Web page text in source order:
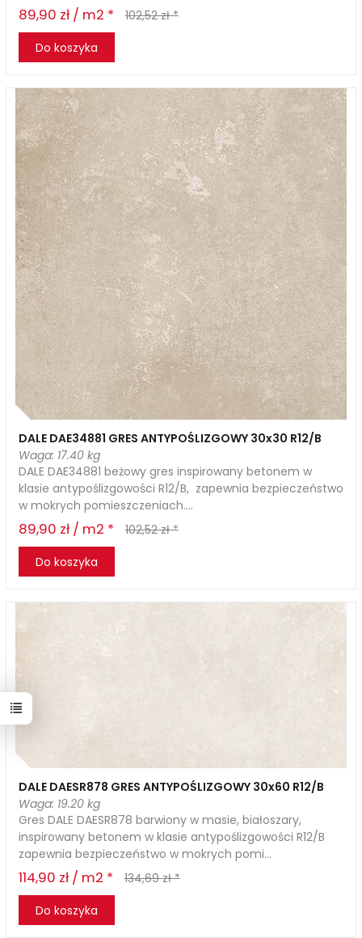
89,90 zł / m2 *
102,52 zł *
Do koszyka
DALE DAE34881 GRES ANTYPOŚLIZGOWY 30x30 R12/B
Waga: 17.40 kg
DALE DAE34881 beżowy gres inspirowany betonem w
klasie antypoślizgowości R12/B, zapewnia bezpieczeństwo
w mokrych pomieszczeniach....
89,90 zł / m2 *
102,52 zł *
Do koszyka
DALE DAESR878 GRES ANTYPOŚLIZGOWY 30x60 R12/B
Waga: 19.20 kg
Gres DALE DAESR878 barwiony w masie, białoszary,
inspirowany betonem w klasie antypoślizgowości R12/B
zapewnia bezpieczeństwo w mokrych pomi...
114,90 zł / m2 *
134,69 zł *
Do koszyka